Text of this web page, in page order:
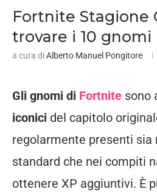
Fortnite Stagione
trovare i 10 gnomi
a cura diAlberto Manuel Pongitore
Gli gnomi di Fortnite sono
iconici del capitolo
regolarmente presenti sia
standard che nei compiti
ottenere XP aggiuntivi. È